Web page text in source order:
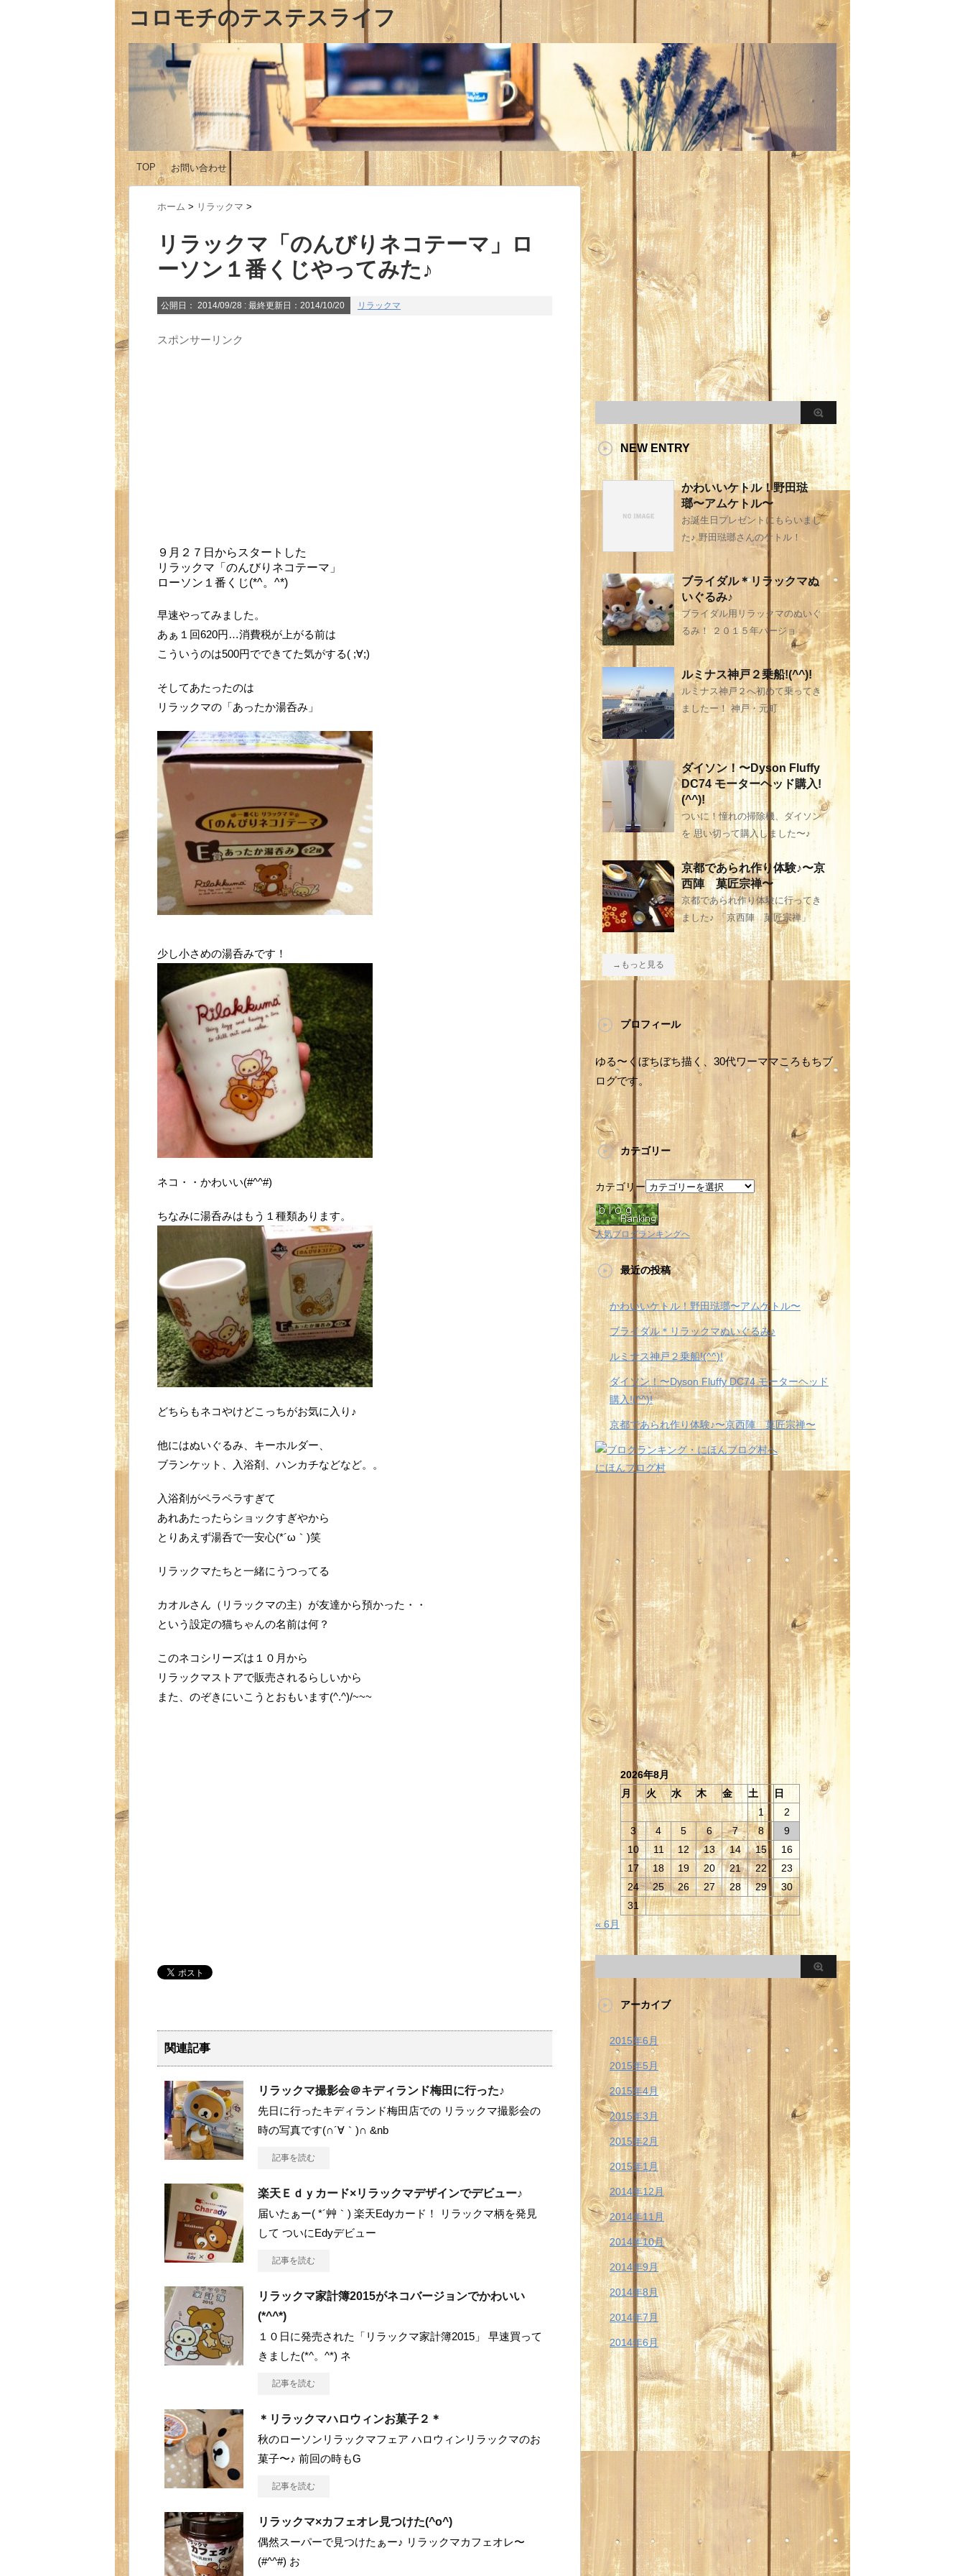
コロモチのテステスライフ
TOP お問い合わせ
ホーム > リラックマ >
リラックマ「のんびりネコテーマ」ロ
ーソン１番くじやってみた♪
公開日： 2014/09/28 : 最終更新日：2014/10/20 リラックマ
スポンサーリンク
９月２７日からスタートした
リラックマ「のんびりネコテーマ」
ローソン１番くじ(*^。^*)
早速やってみました。
あぁ１回620円…消費税が上がる前は
こういうのは500円でできてた気がする( ;∀;)
そしてあたったのは
リラックマの「あったか湯呑み」
少し小さめの湯呑みです！
ネコ・・かわいい(#^^#)
ちなみに湯呑みはもう１種類あります。
どちらもネコやけどこっちがお気に入り♪
他にはぬいぐるみ、キーホルダー、
ブランケット、入浴剤、ハンカチなどなど。。
入浴剤がペラペラすぎて
あれあたったらショックすぎやから
とりあえず湯呑で一安心(*´ω｀)笑
リラックマたちと一緒にうつってる
カオルさん（リラックマの主）が友達から預かった・・
という設定の猫ちゃんの名前は何？
このネコシリーズは１０月から
リラックマストアで販売されるらしいから
また、のぞきにいこうとおもいます(^.^)/~~~
関連記事
リラックマ撮影会＠キディランド梅田に行った♪
先日に行ったキディランド梅田店での リラックマ撮影会の
時の写真です(∩´∀｀)∩ &nb
記事を読む
楽天Ｅｄｙカード×リラックマデザインでデビュー♪
届いたぁー( *´艸｀) 楽天Edyカード！ リラックマ柄を発見
して ついにEdyデビュー
記事を読む
リラックマ家計簿2015がネコバージョンでかわいい
(*^^*)
１０日に発売された「リラックマ家計簿2015」 早速買って
きました(*^。^*) ネ
記事を読む
＊リラックマハロウィンお菓子２＊
秋のローソンリラックマフェア ハロウィンリラックマのお
菓子〜♪ 前回の時もG
記事を読む
リラックマ×カフェオレ見つけた(^o^)
偶然スーパーで見つけたぁー♪ リラックマカフェオレ〜
(#^^#) お
NEW ENTRY
かわいいケトル！野田琺
瑯〜アムケトル〜
お誕生日プレゼントにもらいまし
た♪ 野田琺瑯さんのケトル！
ブライダル＊リラックマぬ
いぐるみ♪
ブライダル用リラックマのぬいぐ
るみ！ ２０１５年バージョ
ルミナス神戸２乗船!(^^)!
ルミナス神戸２へ初めて乗ってき
ましたー！ 神戸・元町
ダイソン！〜Dyson Fluffy
DC74 モーターヘッド購入!
(^^)!
ついに！憧れの掃除機、ダイソン
を 思い切って購入しました〜♪
京都であられ作り体験♪〜京
西陣 菓匠宗禅〜
京都であられ作り体験に行ってき
ました♪ 「京西陣 菓匠宗禅」
→もっと見る
プロフィール
ゆる〜くぼちぼち描く、30代ワーママころもちブ
ログです。
カテゴリー
カテゴリー
人気ブログランキングへ
最近の投稿
かわいいケトル！野田琺瑯〜アムケトル〜
ブライダル＊リラックマぬいぐるみ♪
ルミナス神戸２乗船!(^^)!
ダイソン！〜Dyson Fluffy DC74 モーターヘッド
購入!(^^)!
京都であられ作り体験♪〜京西陣 菓匠宗禅〜
にほんブログ村
2026年8月
月
火 水 木 金 土
日
1
2
3
4 5 6 7 8
9
10
11 12 13 14 15
16
17
18 19 20 21 22
23
24
25 26 27 28 29
30
31
« 6月
アーカイブ
2015年6月
2015年5月
2015年4月
2015年3月
2015年2月
2015年1月
2014年12月
2014年11月
2014年10月
2014年9月
2014年8月
2014年7月
2014年6月